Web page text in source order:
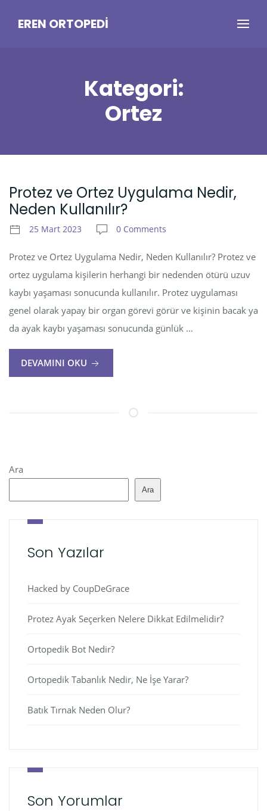
EREN ORTOPEDI
Kategori:
Ortez
Protez ve Ortez Uygulama Nedir,
Neden Kullanılır?
25 Mart 2023 0 Comments
Protez ve Ortez Uygulama Nedir, Neden Kullanılır? Protez ve
ortez uygulama kişilerin herhangi bir nedenden ötürü uzuv
kaybı yaşaması sonucunda kullanılır. Protez uygulaması
genel olarak yapay bir organ görevi görür ve kişinin bacak ya
da ayak kaybı yaşaması sonucunda günlük …
DEVAMINI OKU
Ara
Ara
Son Yazılar
Hacked by CoupDeGrace
Protez Ayak Seçerken Nelere Dikkat Edilmelidir?
Ortopedik Bot Nedir?
Ortopedik Tabanlık Nedir, Ne İşe Yarar?
Batık Tırnak Neden Olur?
Son Yorumlar